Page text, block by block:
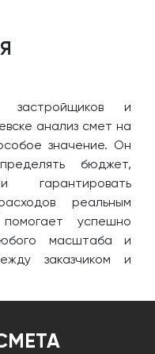
и
анализ смет на
значение. Он
бюджет,
реальным
успешно
масштаба и
заказчиком и